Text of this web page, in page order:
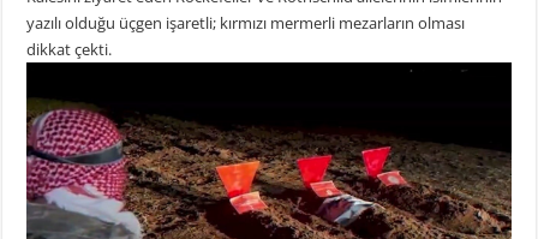
yazılı olduğu üçgen işaretli; kırmızı mermerli mezarların olması
dikkat çekti.